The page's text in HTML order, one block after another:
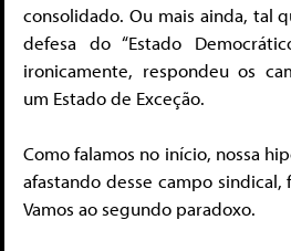
consolidado. Ou mais ainda, tal
defesa do “Estado
ironicamente, respondeu os
um Estado de Exceção.
Como falamos no início, nossa
afastando desse campo sindical,
Vamos ao segundo paradoxo.